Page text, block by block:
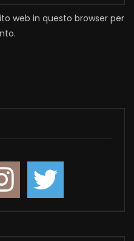
web in questo browser per